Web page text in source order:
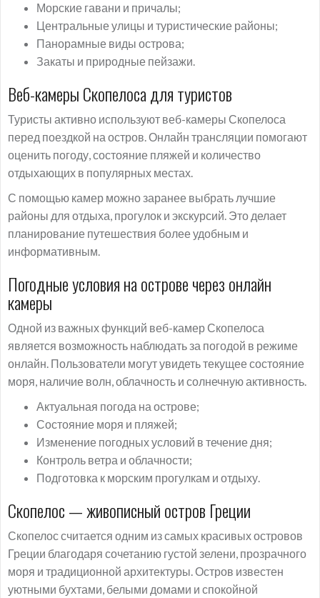
Морские гавани и причалы;
Центральные улицы и туристические районы;
Панорамные виды острова;
Закаты и природные пейзажи.
Веб-камеры Скопелоса для туристов
Туристы активно используют веб-камеры Скопелоса
перед поездкой на остров. Онлайн трансляции помогают
оценить погоду, состояние пляжей и количество
отдыхающих в популярных местах.
С помощью камер можно заранее выбрать лучшие
районы для отдыха, прогулок и экскурсий. Это делает
планирование путешествия более удобным и
информативным.
Погодные условия на острове через онлайн
камеры
Одной из важных функций веб-камер Скопелоса
является возможность наблюдать за погодой в режиме
онлайн. Пользователи могут увидеть текущее состояние
моря, наличие волн, облачность и солнечную активность.
Актуальная погода на острове;
Состояние моря и пляжей;
Изменение погодных условий в течение дня;
Контроль ветра и облачности;
Подготовка к морским прогулкам и отдыху.
Скопелос — живописный остров Греции
Скопелос считается одним из самых красивых островов
Греции благодаря сочетанию густой зелени, прозрачного
моря и традиционной архитектуры. Остров известен
уютными бухтами, белыми домами и спокойной